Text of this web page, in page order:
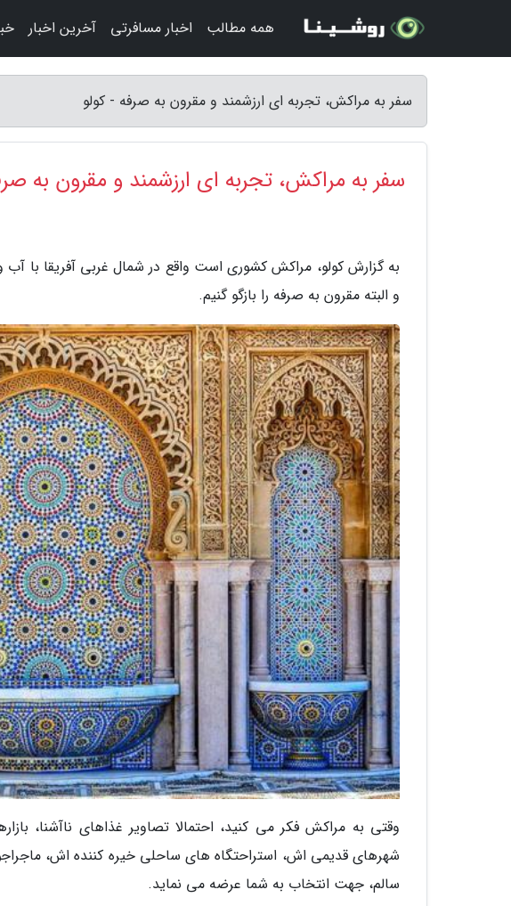
سفر به مراکش، تجربه ای ارزشمند و مقرون به صرفه - کولو
سفر به مراکش، تجربه ای ارزشمند و مقرون به
به گزارش کولو، مراکش کشوری است واقع در شمال غربی آفریقا با آب
و البته مقرون به صرفه را بازگو گنیم.
وقتی به مراکش فکر می کنید، احتمالا تصاویر غذاهای ناآشنا،
شهرهای قدیمی اش، استراحتگاه های ساحلی خیره کننده اش،
سالم، جهت انتخاب به شما عرضه می نماید.
همه مطالب اخبار مسافرتی آخرین اخبار